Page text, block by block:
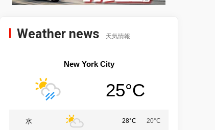
Weather news 天気情報
New York City
25°C
水 28°C 20°C